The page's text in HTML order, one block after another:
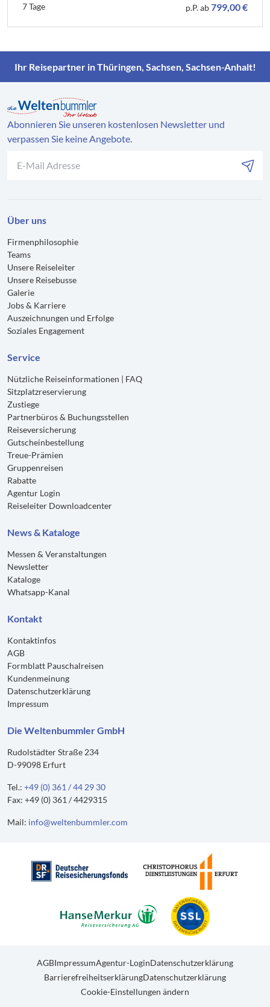
7 Tage p.P. ab799,00 €
Ihr Reisepartner in Thüringen, Sachsen, Sachsen-Anhalt!
Abonnieren Sie unseren kostenlosen Newsletter und
verpassen Sie keine Angebote.
Über uns
Firmenphilosophie
Teams
Unsere Reiseleiter
Unsere Reisebusse
Galerie
Jobs & Karriere
Auszeichnungen und Erfolge
Soziales Engagement
Service
Nützliche Reiseinformationen | FAQ
Sitzplatzreservierung
Zustiege
Partnerbüros & Buchungsstellen
Reiseversicherung
Gutscheinbestellung
Treue-Prämien
Gruppenreisen
Rabatte
Agentur Login
Reiseleiter Downloadcenter
News & Kataloge
Messen & Veranstaltungen
Newsletter
Kataloge
Whatsapp-Kanal
Kontakt
Kontaktinfos
AGB
Formblatt Pauschalreisen
Kundenmeinung
Datenschutzerklärung
Impressum
Die Weltenbummler GmbH
Rudolstädter Straße 234
D-99098 Erfurt
Tel.: +49 (0) 361 / 44 29 30
Fax: +49 (0) 361 / 4429315
Mail: info@weltenbummler.com
AGBImpressumAgentur-LoginDatenschutzerklärung
BarrierefreiheitserklärungDatenschutzerklärung
Cookie-Einstellungen ändern